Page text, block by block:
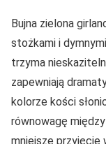
Bujna zielona
stożkami i
trzyma
zapewniają
kolorze kości
równowagę
mniejsze przyjęcie